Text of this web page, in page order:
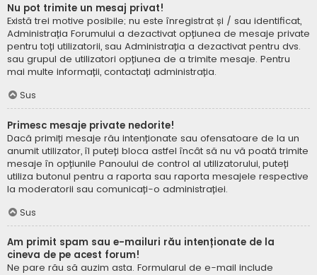
Nu pot trimite un mesaj privat!
Există trei motive posibile; nu este înregistrat și / sau identificat,
Administrația Forumului a dezactivat opțiunea de mesaje private
pentru toți utilizatorii, sau Administrația a dezactivat pentru dvs.
sau grupul de utilizatori opțiunea de a trimite mesaje. Pentru
mai multe informații, contactați administrația.
Sus
Primesc mesaje private nedorite!
Dacă primiți mesaje rău intenționate sau ofensatoare de la un
anumit utilizator, îl puteți bloca astfel încât să nu vă poată trimite
mesaje în opțiunile Panoului de control al utilizatorului, puteți
utiliza butonul pentru a raporta sau raporta mesajele respective
la moderatorii sau comunicați-o administrației.
Sus
Am primit spam sau e-mailuri rău intenționate de la
cineva de pe acest forum!
Ne pare rău să auzim asta. Formularul de e-mail include